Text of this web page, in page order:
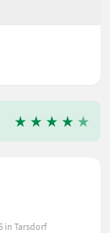
in Tarsdorf